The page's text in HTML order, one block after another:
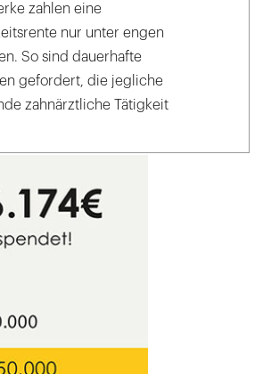
zahlen eine
nur unter engen
So sind dauerhafte
gefordert, die jegliche
zahnärztliche Tätigkeit